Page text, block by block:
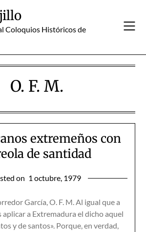
Coloquios Históricos de
O. F. M.
extremeños con
de santidad
on 1 octubre, 1979
García, O. F. M. Al igual que a
aplicar a Extremadura el dicho aquel
y de santos». Porque, en verdad,